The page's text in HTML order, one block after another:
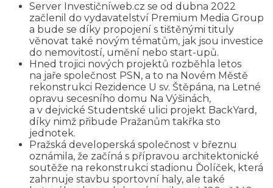
Server Investičníweb.cz se od dubna 2022
začlenil do vydavatelství Premium Media Group
a bude se díky propojení s tištěnými tituly
věnovat také novým tématům, jak jsou investice
do nemovitostí, umění nebo start-upů.
Hned trojici nových projektů rozběhla letos
na jaře společnost PSN, a to na Novém Městě
rekonstrukci Rezidence U sv. Štěpána, na Letné
opravu secesního domu Na Výšinách,
a v dejvické Studentské ulici projekt BackYard,
díky nimž přibude Pražanům takřka sto
jednotek.
Pražská developerská společnost v březnu
oznámila, že začíná s přípravou architektonické
soutěže na rekonstrukci stadionu Ďolíček, která
zahrnuje stavbu sportovní haly, ale také